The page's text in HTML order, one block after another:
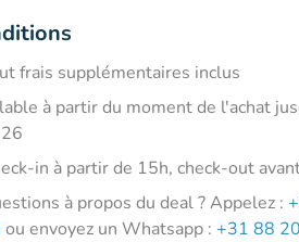
frais supplémentaires inclus
à partir du moment de l'achat
in à partir de 15h, check-out
à propos du deal ? Appelez :
ou envoyez un Whatsapp :+31 88